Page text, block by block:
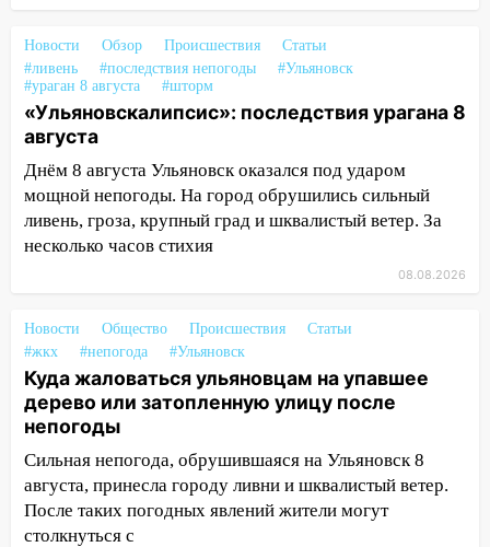
16:34
Из-за мощной непогоды в
Ульяновске отменили фестиваль «Наше
время»
16:17 Мелекесский район первым в
Ульяновской области намолотил более
100 тысяч тонн зерна
15:17
В колледжи и техникумы
Ульяновской области подали более 10
тысяч заявлений
после шторма: поваленные деревья и
затопленные улицы
14:28 Ураган вырвал остановку на улице
Деева в Заволжье
14:26 Жители Ульяновска сами
пытаются расчистить ливнёвки, не
дождавшись коммунальщиков
Новости Обзор Происшествия
Статьи
#ливень
#последствия непогоды
#Ульяновск
#ураган 8 августа
#шторм
«Ульяновскалипсис»: последствия урагана 8
августа
Днём 8 августа Ульяновск оказался под ударом
мощной непогоды. На город обрушились сильный
ливень, гроза, крупный град и шквалистый ветер. За
несколько часов стихия
08.08.2026
Новости Общество Происшествия
Статьи
#жкх
#непогода #Ульяновск
Куда жаловаться ульяновцам на упавшее
дерево или затопленную улицу после
непогоды
Сильная непогода, обрушившаяся на Ульяновск 8
августа, принесла городу ливни и шквалистый ветер.
После таких погодных явлений жители могут
столкнуться с